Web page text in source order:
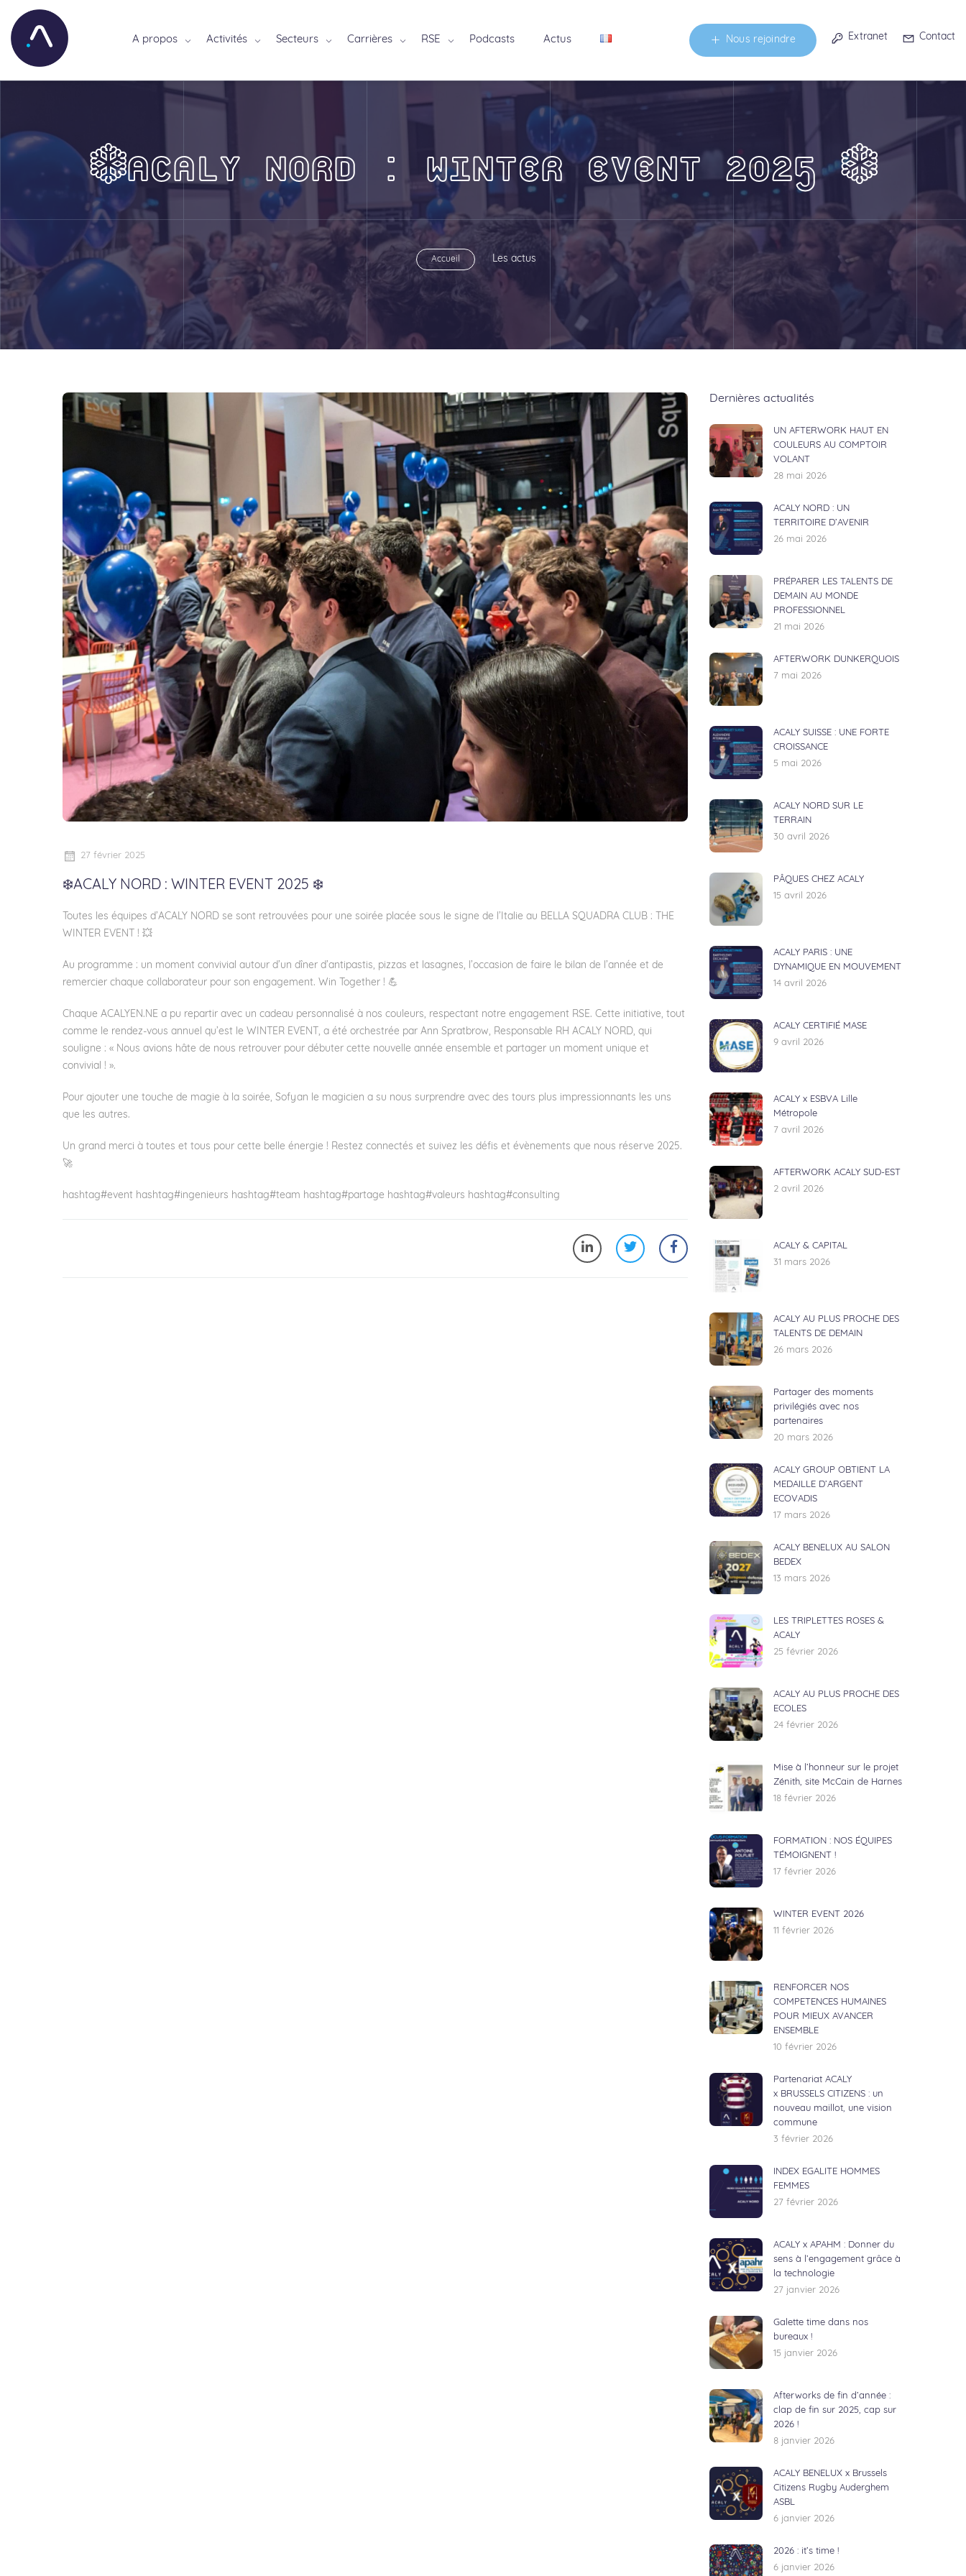
A propos Activités Secteurs Carrières RSE Podcasts Actus Nous rejoindre Extranet Contact
❄️ACALY NORD : WINTER EVENT 2025 ❄️
Accueil Les actus
27 février 2025
❄️ACALY NORD : WINTER EVENT 2025 ❄️
Toutes les équipes d’ACALY NORD se sont retrouvées pour une soirée placée sous le signe de l’Italie au BELLA SQUADRA CLUB : THE
WINTER EVENT ! 💥
Au programme : un moment convivial autour d’un dîner d’antipastis, pizzas et lasagnes, l’occasion de faire le bilan de l’année et de
remercier chaque collaborateur pour son engagement. Win Together ! 💪
Chaque ACALYEN.NE a pu repartir avec un cadeau personnalisé à nos couleurs, respectant notre engagement RSE. Cette initiative, tout
comme le rendez-vous annuel qu’est le WINTER EVENT, a été orchestrée par Ann Spratbrow, Responsable RH ACALY NORD, qui
souligne : « Nous avions hâte de nous retrouver pour débuter cette nouvelle année ensemble et partager un moment unique et
convivial ! ».
Pour ajouter une touche de magie à la soirée, Sofyan le magicien a su nous surprendre avec des tours plus impressionnants les uns
que les autres.
Un grand merci à toutes et tous pour cette belle énergie ! Restez connectés et suivez les défis et évènements que nous réserve 2025.
🚀
hashtag#event hashtag#ingenieurs hashtag#team hashtag#partage hashtag#valeurs hashtag#consulting
Dernières actualités
UN AFTERWORK HAUT EN
COULEURS AU COMPTOIR
VOLANT
28 mai 2026
ACALY NORD : UN
TERRITOIRE D’AVENIR
26 mai 2026
PRÉPARER LES TALENTS DE
DEMAIN AU MONDE
PROFESSIONNEL
21 mai 2026
AFTERWORK DUNKERQUOIS
7 mai 2026
ACALY SUISSE : UNE FORTE
CROISSANCE
5 mai 2026
ACALY NORD SUR LE
TERRAIN
30 avril 2026
PÂQUES CHEZ ACALY
15 avril 2026
ACALY PARIS : UNE
DYNAMIQUE EN MOUVEMENT
14 avril 2026
ACALY CERTIFIÉ MASE
9 avril 2026
ACALY x ESBVA Lille
Métropole
7 avril 2026
AFTERWORK ACALY SUD-EST
2 avril 2026
ACALY & CAPITAL
31 mars 2026
ACALY AU PLUS PROCHE DES
TALENTS DE DEMAIN
26 mars 2026
Partager des moments
privilégiés avec nos
partenaires
20 mars 2026
ACALY GROUP OBTIENT LA
MEDAILLE D’ARGENT
ECOVADIS
17 mars 2026
ACALY BENELUX AU SALON
BEDEX
13 mars 2026
LES TRIPLETTES ROSES &
ACALY
25 février 2026
ACALY AU PLUS PROCHE DES
ECOLES
24 février 2026
Mise à l’honneur sur le projet
Zénith, site McCain de Harnes
18 février 2026
FORMATION : NOS ÉQUIPES
TÉMOIGNENT !
17 février 2026
WINTER EVENT 2026
11 février 2026
RENFORCER NOS
COMPETENCES HUMAINES
POUR MIEUX AVANCER
ENSEMBLE
10 février 2026
Partenariat ACALY
x BRUSSELS CITIZENS : un
nouveau maillot, une vision
commune
3 février 2026
INDEX EGALITE HOMMES
FEMMES
27 février 2026
ACALY x APAHM : Donner du
sens à l’engagement grâce à
la technologie
27 janvier 2026
Galette time dans nos
bureaux !
15 janvier 2026
Afterworks de fin d’année :
clap de fin sur 2025, cap sur
2026 !
8 janvier 2026
ACALY BENELUX x Brussels
Citizens Rugby Auderghem
ASBL
6 janvier 2026
2026 : it’s time !
6 janvier 2026